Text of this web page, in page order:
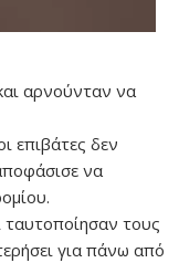
αρνούνταν να
επιβάτες δεν
να
ταυτοποίησαν τους
για πάνω από